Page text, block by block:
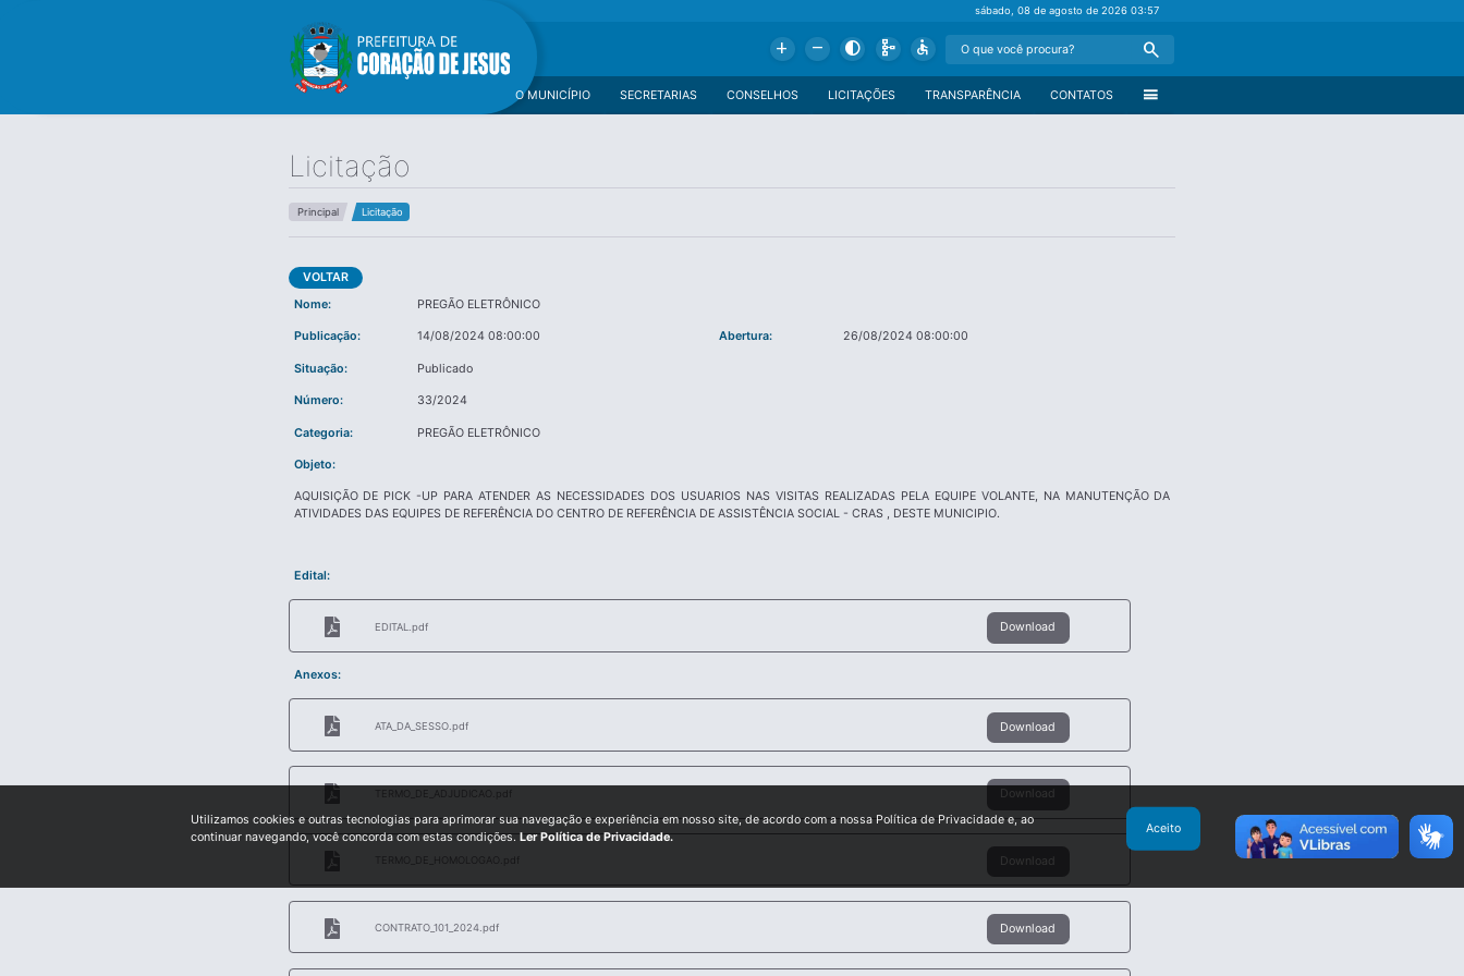
sábado, 08 de agosto de 202603:57
Add Remove Contrast Schema Accessible Search
menu
CONTATOS
TRANSPARÊNCIA
LICITAÇÕES
CONSELHOS
SECRETARIAS
O MUNICÍPIO
Licitação
Principal Licitação
VOLTAR
Nome:
PREGÃO ELETRÔNICO
Publicação: 14/08/2024 08:00:00 Abertura: 26/08/2024 08:00:00
Situação: Publicado
Número: 33/2024
Categoria: PREGÃO ELETRÔNICO
Objeto:
AQUISIÇÃO DE PICK -UP PARA ATENDER AS NECESSIDADES DOS USUARIOS NAS VISITAS REALIZADAS PELA EQUIPE VOLANTE, NA MANUTENÇÃO DA
ATIVIDADES DAS EQUIPES DE REFERÊNCIA DO CENTRO DE REFERÊNCIA DE ASSISTÊNCIA SOCIAL - CRAS , DESTE MUNICIPIO.
Edital:
EDITAL.pdf Download
Anexos:
ATA_DA_SESSO.pdf Download
TERMO_DE_ADJUDICAO.pdf Download
TERMO_DE_HOMOLOGAO.pdf Download
CONTRATO_101_2024.pdf Download
Utilizamos cookies e outras tecnologias para aprimorar sua navegação e experiência em nosso site, de acordo com a nossa Política de Privacidade e, ao
continuar navegando, você concorda com estas condições.Ler Política de Privacidade.
Aceito